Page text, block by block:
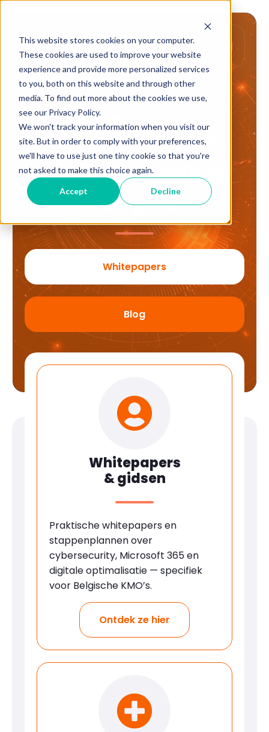
This website stores cookies on your computer.
These cookies are used to improve your website
experience and provide more personalized services
to you, both on this website and through other
media. To find out more about the cookies we use,
see our Privacy Policy.
We won't track your information when you visit our
site. But in order to comply with your preferences,
we'll have to use just one tiny cookie so that you're
not asked to make this choice again.
Accept Decline
Voor Belgische KMO's
Alle whitepapers,
gidsen en tools op
één plek
Whitepapers
Blog
Whitepapers
& gidsen
Praktische whitepapers en
stappenplannen over
cybersecurity, Microsoft 365 en
digitale optimalisatie — specifiek
voor Belgische KMO’s.
Ontdek ze hier